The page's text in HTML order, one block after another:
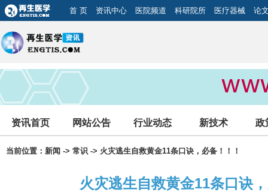
首 页 资讯中心 医院频道 科研院所 医疗器械 论
资讯首页 网站公告 行业动态 新技术 政
当前位置： 新闻 -> 常识 -> 火灾逃生自救黄金11条口诀，必备！！！
火灾逃生自救黄金11条口诀